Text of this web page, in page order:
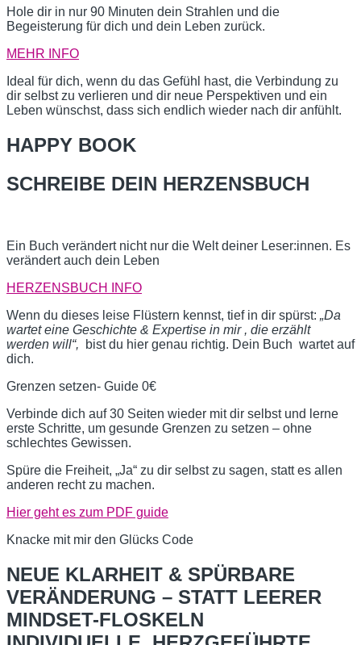
Hole dir in nur 90 Minuten dein Strahlen und die
Begeisterung für dich und dein Leben zurück.
MEHR INFO
Ideal für dich, wenn du das Gefühl hast, die Verbindung zu
dir selbst zu verlieren und dir neue Perspektiven und ein
Leben wünschst, dass sich endlich wieder nach dir anfühlt.
HAPPY BOOK
SCHREIBE DEIN HERZENSBUCH
Ein Buch verändert nicht nur die Welt deiner Leser:innen. Es
verändert auch dein Leben
HERZENSBUCH INFO
Wenn du dieses leise Flüstern kennst, tief in dir spürst: „Da
wartet eine Geschichte & Expertise in mir , die erzählt
werden will“,
bist du hier genau richtig. Dein Buch wartet auf
dich.
Grenzen setzen- Guide 0€
Verbinde dich auf 30 Seiten wieder mit dir selbst und lerne
erste Schritte, um gesunde Grenzen zu setzen – ohne
schlechtes Gewissen.
Spüre die Freiheit, „Ja“ zu dir selbst zu sagen, statt es allen
anderen recht zu machen.
Hier geht es zum PDF guide
Knacke mit mir den Glücks Code
NEUE KLARHEIT & SPÜRBARE
VERÄNDERUNG – STATT LEERER
MINDSET-FLOSKELN